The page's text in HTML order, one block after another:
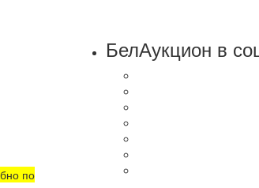
по
БелАукцион в